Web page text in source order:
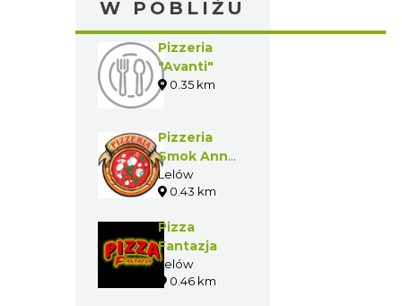
W POBLIŻU
Pizzeria
"Avanti"
0.35 km
Pizzeria
Smok Anna
Zajda
Lelów
0.43 km
Pizza
Fantazja
Lelów
0.46 km